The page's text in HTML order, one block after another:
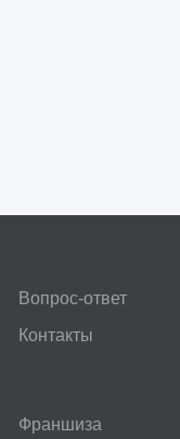
Вопрос-ответ
Контакты
Франшиза